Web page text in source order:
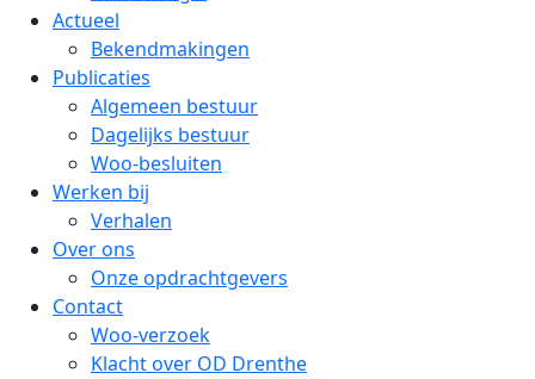
Actueel
Bekendmakingen
Publicaties
Algemeen bestuur
Dagelijks bestuur
Woo-besluiten
Werken bij
Verhalen
Over ons
Onze opdrachtgevers
Contact
Woo-verzoek
Klacht over OD Drenthe